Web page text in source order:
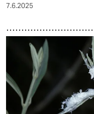
7.6.2025